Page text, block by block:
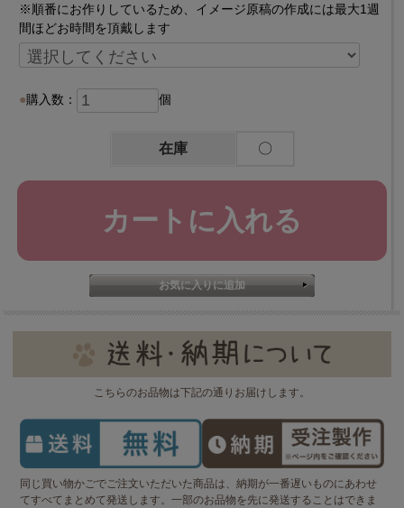
※順番にお作りしているため、イメージ原稿の作成には最大1週
間ほどお時間を頂戴します
購入数： 個
在庫 〇
こちらのお品物は下記の通りお届けします。
同じ買い物かごでご注文いただいた商品は、納期が一番遅いものにあわせ
てすべてまとめて発送します。一部のお品物を先に発送することはできま